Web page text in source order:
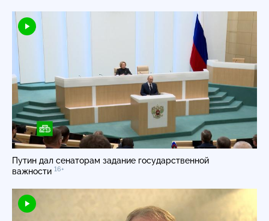
Путин дал сенаторам задание государственной
важности 16+